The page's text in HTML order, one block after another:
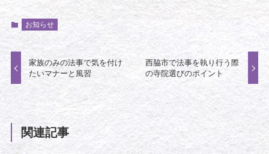
お知らせ
家族のみの法事で気を付け
たいマナーと風習
西脇市で法事を執り行う際
の寺院選びのポイント
関連記事